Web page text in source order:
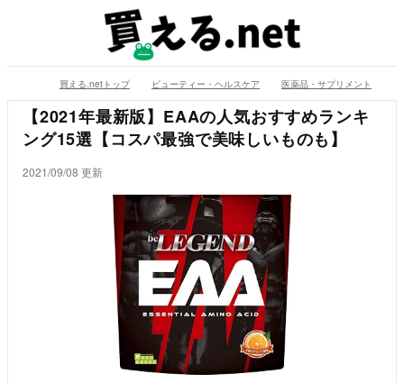
買える.netトップ ビューティー・ヘルスケア 医薬品・サプリメント
【2021年最新版】EAAの人気おすすめランキ
ング15選【コスパ最強で美味しいものも】
2021/09/08 更新